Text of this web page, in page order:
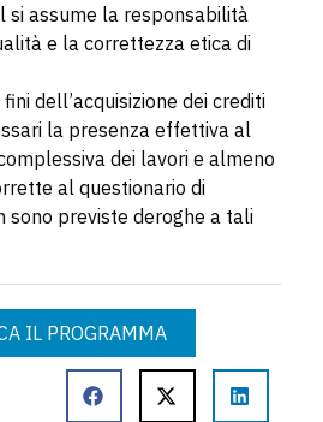
si assume la responsabilità
e la correttezza etica di
dell’acquisizione dei crediti
la presenza effettiva al
dei lavori e almeno
al questionario di
sono previste deroghe a tali
IL PROGRAMMA